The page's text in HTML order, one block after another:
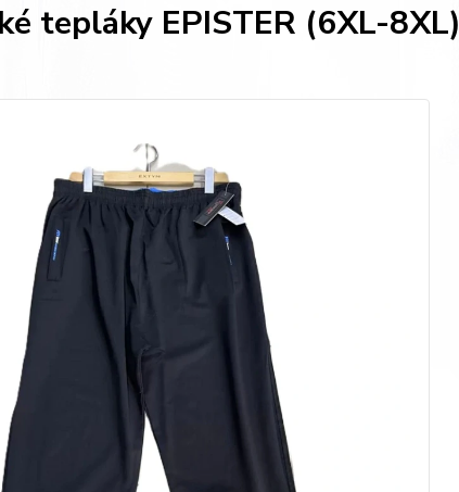
tepláky EPISTER (6XL-8XL)